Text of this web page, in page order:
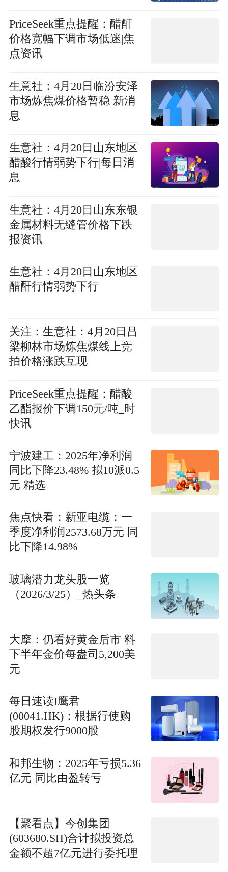
简讯
PriceSeek重点提醒：醋酐
价格宽幅下调市场低迷|焦
点资讯
生意社：4月20日临汾安泽
市场炼焦煤价格暂稳 新消
息
生意社：4月20日山东地区
醋酸行情弱势下行|每日消
息
生意社：4月20日山东东银
金属材料无缝管价格下跌
报资讯
生意社：4月20日山东地区
醋酐行情弱势下行
关注：生意社：4月20日吕
梁柳林市场炼焦煤线上竞
拍价格涨跌互现
PriceSeek重点提醒：醋酸
乙酯报价下调150元/吨_时
快讯
宁波建工：2025年净利润
同比下降23.48% 拟10派0.5
元 精选
焦点快看：新亚电缆：一
季度净利润2573.68万元 同
比下降14.98%
玻璃潜力龙头股一览
（2026/3/25）_热头条
大摩：仍看好黄金后市 料
下半年金价每盎司5,200美
元
每日速读!鹰君
(00041.HK)：根据行使购
股期权发行9000股
和邦生物：2025年亏损5.36
亿元 同比由盈转亏
【聚看点】今创集团
(603680.SH)合计拟投资总
金额不超7亿元进行委托理